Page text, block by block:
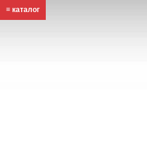
≡ каталог